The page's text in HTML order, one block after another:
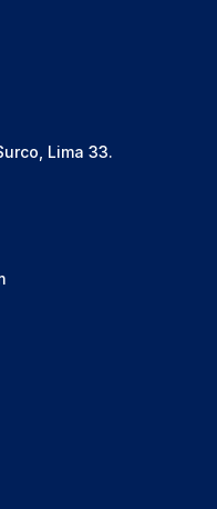
Lima 33.